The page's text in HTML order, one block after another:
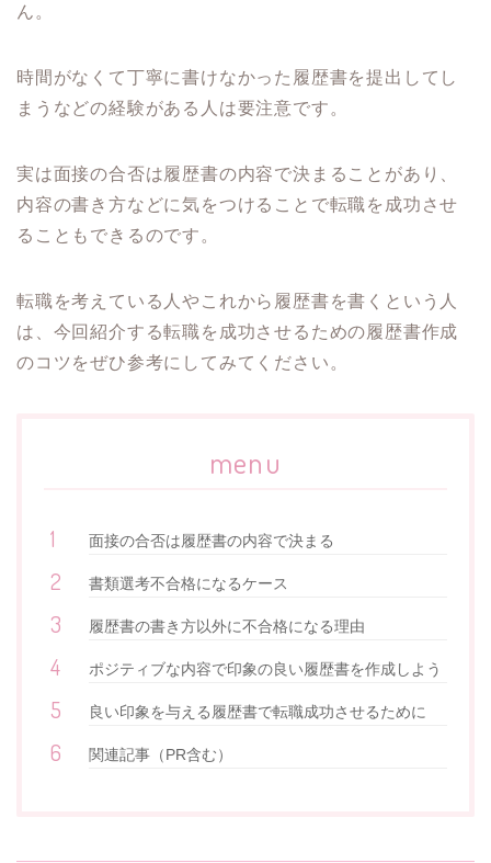
ん。
時間がなくて丁寧に書けなかった履歴書を提出してし
まうなどの経験がある人は要注意です。
実は面接の合否は履歴書の内容で決まることがあり、
内容の書き方などに気をつけることで転職を成功させ
ることもできるのです。
転職を考えている人やこれから履歴書を書くという人
は、今回紹介する転職を成功させるための履歴書作成
のコツをぜひ参考にしてみてください。
menu
面接の合否は履歴書の内容で決まる
書類選考不合格になるケース
履歴書の書き方以外に不合格になる理由
ポジティブな内容で印象の良い履歴書を作成しよう
良い印象を与える履歴書で転職成功させるために
関連記事（PR含む）